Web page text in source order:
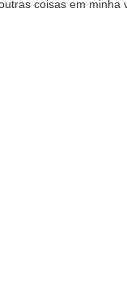
coisas em minha